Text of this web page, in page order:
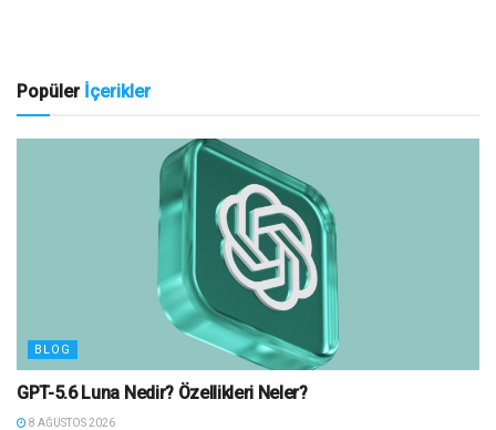
Popüler İçerikler
BLOG
GPT-5.6 Luna Nedir? Özellikleri Neler?
8 AĞUSTOS 2026